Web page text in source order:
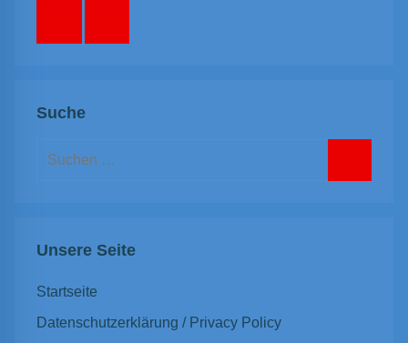
Suche
Suchen
Unsere Seite
Startseite
Datenschutzerklärung / Privacy Policy